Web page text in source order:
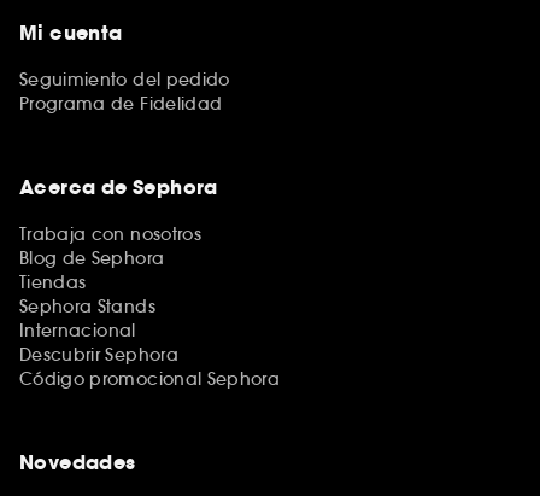
Mi cuenta
Seguimiento del pedido
Programa de Fidelidad
Acerca de Sephora
Trabaja con nosotros
Blog de Sephora
Tiendas
Sephora Stands
Internacional
Descubrir Sephora
Código promocional Sephora
Novedades